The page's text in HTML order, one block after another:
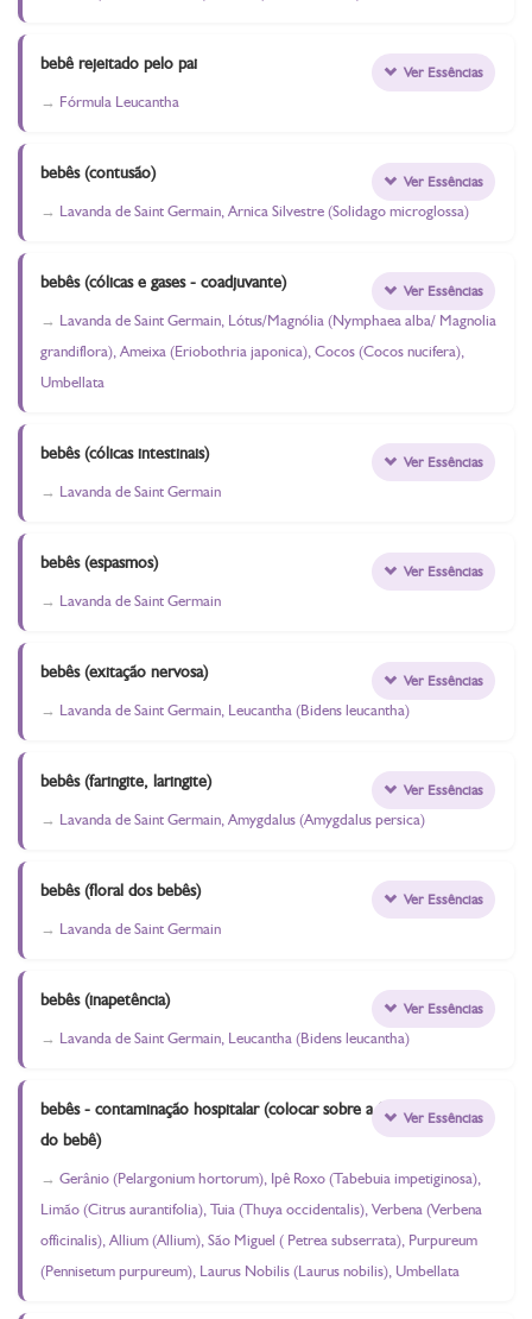
bebê rejeitado pelo pai
Fórmula Leucantha
Ver Essências
bebês (contusão)
Lavanda de Saint Germain, Arnica Silvestre (Solidago microglossa)
Ver Essências
bebês (cólicas e gases - coadjuvante)
Lavanda de Saint Germain, Lótus/Magnólia (Nymphaea alba/ Magnolia
grandiflora), Ameixa (Eriobothria japonica), Cocos (Cocos nucifera),
Umbellata
Ver Essências
bebês (cólicas intestinais)
Lavanda de Saint Germain
Ver Essências
bebês (espasmos)
Lavanda de Saint Germain
Ver Essências
bebês (exitação nervosa)
Lavanda de Saint Germain, Leucantha (Bidens leucantha)
Ver Essências
bebês (faringite, laringite)
Lavanda de Saint Germain, Amygdalus (Amygdalus persica)
Ver Essências
bebês (floral dos bebês)
Lavanda de Saint Germain
Ver Essências
bebês (inapetência)
Lavanda de Saint Germain, Leucantha (Bidens leucantha)
Ver Essências
bebês - contaminação hospitalar (colocar sobre a foto
do bebê)
Gerânio (Pelargonium hortorum), Ipê Roxo (Tabebuia impetiginosa),
Limão (Citrus aurantifolia), Tuia (Thuya occidentalis), Verbena (Verbena
officinalis), Allium (Allium), São Miguel ( Petrea subserrata), Purpureum
(Pennisetum purpureum), Laurus Nobilis (Laurus nobilis), Umbellata
Ver Essências